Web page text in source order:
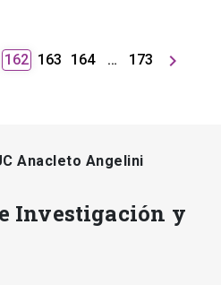
162 163 164 … 173 keyboard_arrow_right
Anacleto Angelini
Investigación y